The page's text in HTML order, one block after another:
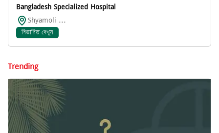
Bangladesh Specialized Hospital
Shyamoli ...
বিস্তারিত দেখুন
Trending